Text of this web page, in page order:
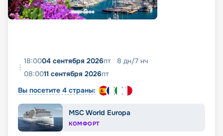
18:0004 сентября 2026пт 8 дн/7 нч
08:0011 сентября 2026пт
Вы посетите 4 страны:
MSC World Europa
КОМФОРТ